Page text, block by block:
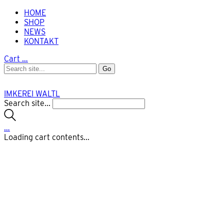
HOME
SHOP
NEWS
KONTAKT
Cart …
IMKEREI WALTL
Search site...
…
Loading cart contents...